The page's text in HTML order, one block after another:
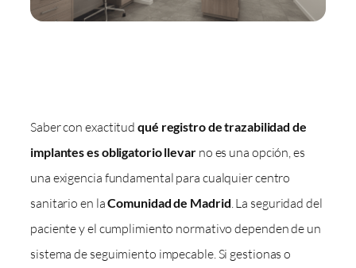
Saber con exactitud qué registro de trazabilidad de
implantes es obligatorio llevarno es una opción, es
una exigencia fundamental para cualquier centro
sanitario en laComunidad de Madrid. La seguridad del
paciente y el cumplimiento normativo dependen de un
sistema de seguimiento impecable. Si gestionas o